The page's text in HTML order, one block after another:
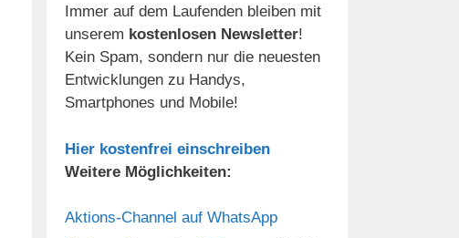
Immer auf dem Laufenden bleiben mit
unserem kostenlosen Newsletter!
Kein Spam, sondern nur die neuesten
Entwicklungen zu Handys,
Smartphones und Mobile!
Hier kostenfrei einschreiben
Weitere Möglichkeiten:
Aktions-Channel auf WhatsApp